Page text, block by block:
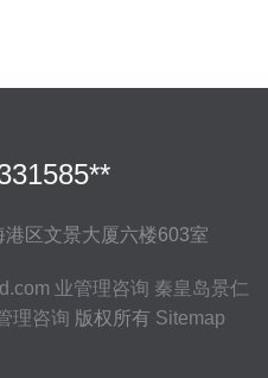
区文景大厦六楼603室
业管理咨询 秦皇岛景仁
理咨询 版权所有 Sitemap